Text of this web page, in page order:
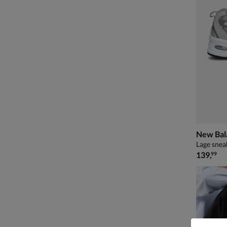
New
Lage
€ 139,99
139,99